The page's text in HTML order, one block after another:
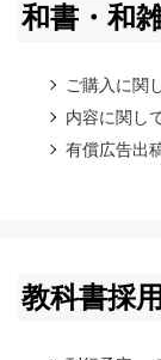
和書・和
ご購入に関
内容に関し
有償広告出
教科書採